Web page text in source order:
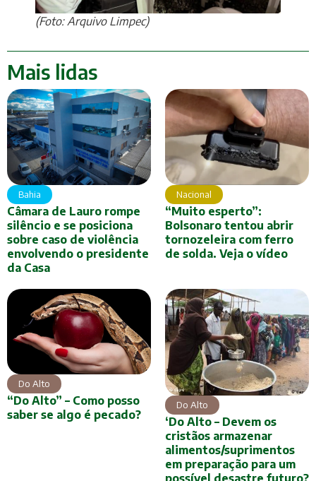
(Foto: Arquivo Limpec)
Mais lidas
Bahia
Câmara de Lauro rompe
silêncio e se posiciona
sobre caso de violência
envolvendo o presidente
da Casa
Nacional
“Muito esperto”:
Bolsonaro tentou abrir
tornozeleira com ferro
de solda. Veja o vídeo
Do Alto
“Do Alto” – Como posso
saber se algo é pecado?
Do Alto
‘Do Alto – Devem os
cristãos armazenar
alimentos/suprimentos
em preparação para um
possível desastre futuro?